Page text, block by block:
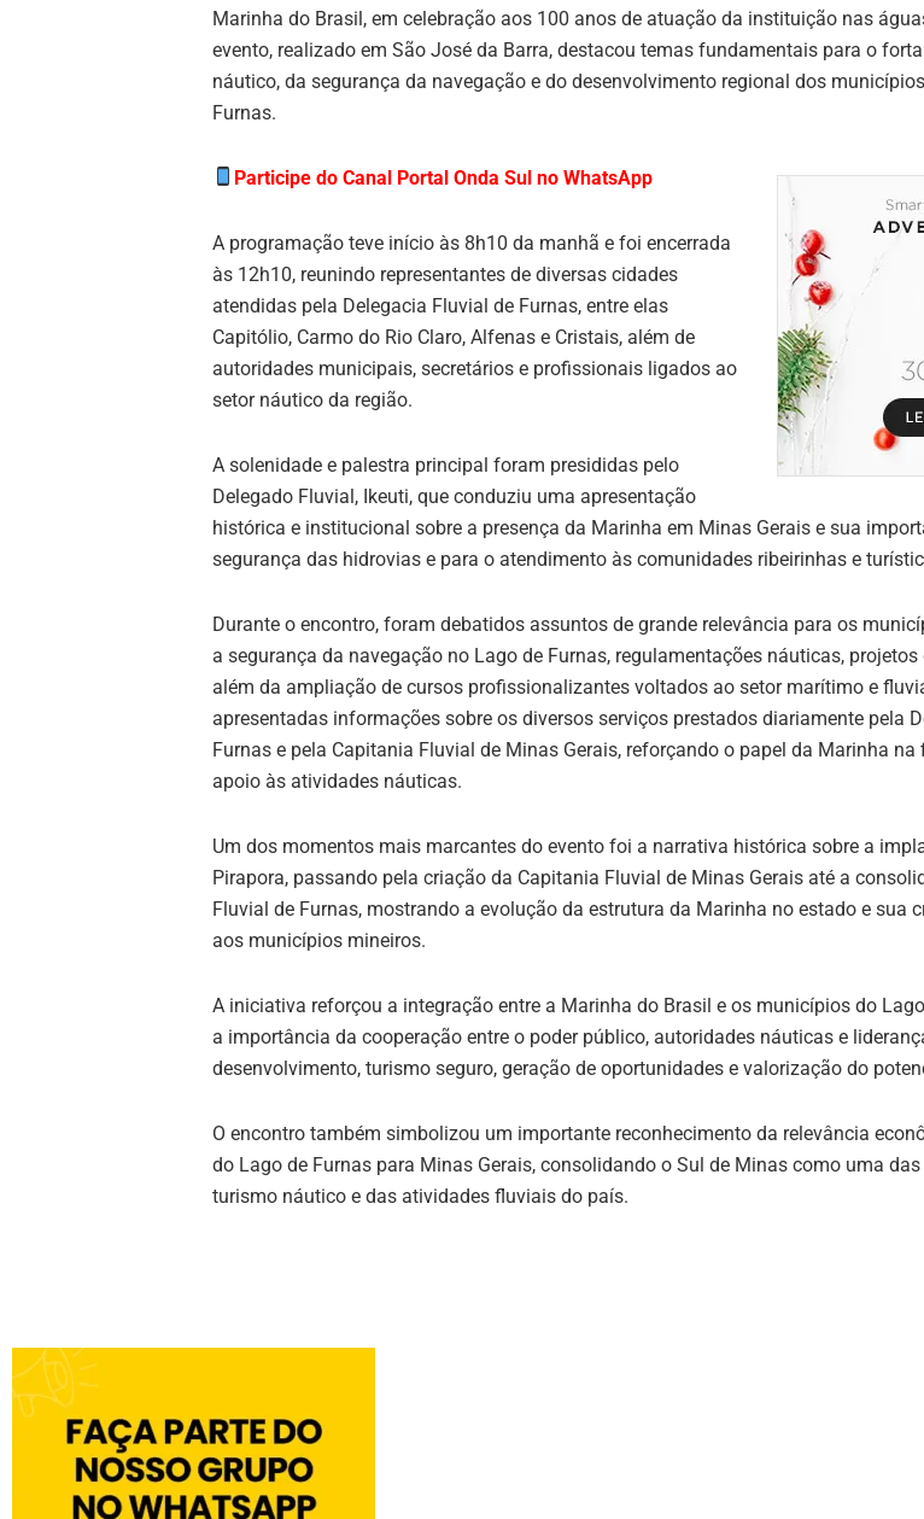
Marinha do Brasil, em celebração aos 100 anos de atuação da instituição nas
evento, realizado em São José da Barra, destacou temas fundamentais para o
náutico, da segurança da navegação e do desenvolvimento regional dos
Furnas.
Participe do Canal Portal Onda Sul no WhatsApp
A programação teve início às 8h10 da manhã e foi encerrada
às 12h10, reunindo representantes de diversas cidades
atendidas pela Delegacia Fluvial de Furnas, entre elas
Capitólio, Carmo do Rio Claro, Alfenas e Cristais, além de
autoridades municipais, secretários e profissionais ligados ao
setor náutico da região.
A solenidade e palestra principal foram presididas pelo
Delegado Fluvial, Ikeuti, que conduziu uma apresentação
histórica e institucional sobre a presença da Marinha em Minas Gerais e sua
segurança das hidrovias e para o atendimento às comunidades ribeirinhas e
Durante o encontro, foram debatidos assuntos de grande relevância para os
a segurança da navegação no Lago de Furnas, regulamentações náuticas,
além da ampliação de cursos profissionalizantes voltados ao setor marítimo e
apresentadas informações sobre os diversos serviços prestados diariamente pela
Furnas e pela Capitania Fluvial de Minas Gerais, reforçando o papel da Marinha
apoio às atividades náuticas.
Um dos momentos mais marcantes do evento foi a narrativa histórica sobre a
Pirapora, passando pela criação da Capitania Fluvial de Minas Gerais até a
Fluvial de Furnas, mostrando a evolução da estrutura da Marinha no estado e sua
aos municípios mineiros.
A iniciativa reforçou a integração entre a Marinha do Brasil e os municípios do
a importância da cooperação entre o poder público, autoridades náuticas e
desenvolvimento, turismo seguro, geração de oportunidades e valorização do
O encontro também simbolizou um importante reconhecimento da relevância
do Lago de Furnas para Minas Gerais, consolidando o Sul de Minas como uma
turismo náutico e das atividades fluviais do país.